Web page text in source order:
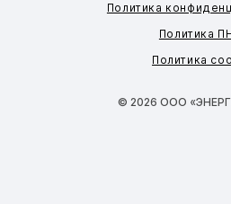
Политика
Политика
Политика
© 2026 ООО